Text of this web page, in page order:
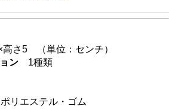
さ5 （単位：センチ）
ン 1種類
リエステル・ゴム